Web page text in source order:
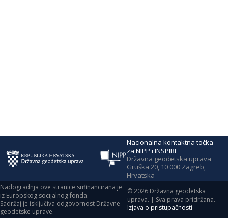
Nacionalna kontaktna točka
za NIPP i INSPIRE
Državna geodetska uprava
Gruška 20, 10 000 Zagreb,
Hrvatska
Nadogradnja ove stranice sufinancirana je
iz Europskog socijalnog fonda.
Sadržaj je isključiva odgovornost Državne
geodetske uprave.
©2026 Državna geodetska
uprava. | Sva prava pridržana.
Izjava o pristupačnosti